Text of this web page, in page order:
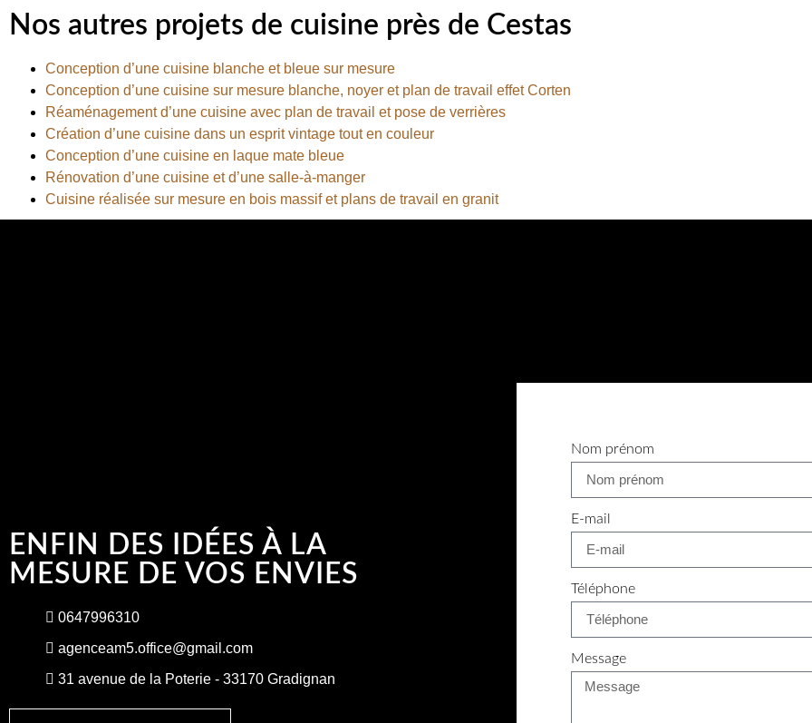
Nos autres projets de cuisine près de Cestas
Conception d’une cuisine blanche et bleue sur mesure
Conception d’une cuisine sur mesure blanche, noyer et plan de travail effet Corten
Réaménagement d’une cuisine avec plan de travail et pose de verrières
Création d’une cuisine dans un esprit vintage tout en couleur
Conception d’une cuisine en laque mate bleue
Rénovation d’une cuisine et d’une salle-à-manger
Cuisine réalisée sur mesure en bois massif et plans de travail en granit
ENFIN DES IDÉES À LA
MESURE DE VOS ENVIES
0647996310
agenceam5.office@gmail.com
31 avenue de la Poterie - 33170 Gradignan
Nom prénom
E-mail
Téléphone
Message